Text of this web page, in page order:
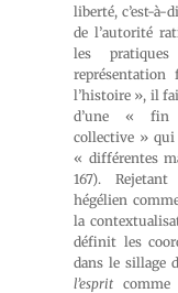
liberté, c’est-à-
de l’autorité
les
l’histoire », il
d’une « fin
collective » qui
« différentes
167).
hégélien
la
définit les
dans le sillage
l’esprit